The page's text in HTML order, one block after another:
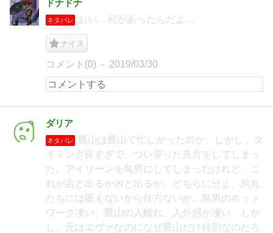
ドナドナ
ネタバレ おい…何があったんだよ…
ナイス
コメント(0) 2019/03/30
ダリア
ネタバレ
鷹山は鷹山で忙しかったのか。しかし、タ
イミング良すぎで、つい穿った見方をしてしまっ
た。アイリーンを鳥男にしてしまったけれど、こ
れが吉と出るか凶と出るか。どちらにせよ、烏丸
たちには匿えないから仕方ないか。鳥男のネット
ワーク凄い。鷹山の人離れ、人外感が凄い。しか
し、元はエヴァなのになぜ鷹山だけ特別なのだろ